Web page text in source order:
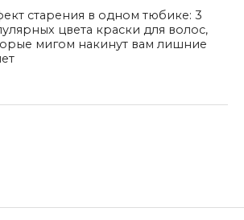
старения в одном тюбике: 3
цвета краски для волос,
мигом накинут вам лишние